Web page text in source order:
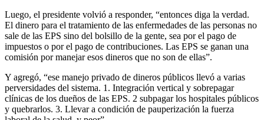
Luego, el presidente volvió a responder, “entonces diga la verdad.
El dinero para el tratamiento de las enfermedades de las personas no
sale de las EPS sino del bolsillo de la gente, sea por el pago de
impuestos o por el pago de contribuciones. Las EPS se ganan una
comisión por manejar esos dineros que no son de ellas”.
Y agregó, “ese manejo privado de dineros públicos llevó a varias
perversidades del sistema. 1. Integración vertical y sobrepagar
clínicas de los dueños de las EPS. 2 subpagar los hospitales públicos
y quebrarlos. 3. Llevar a condición de pauperización la fuerza